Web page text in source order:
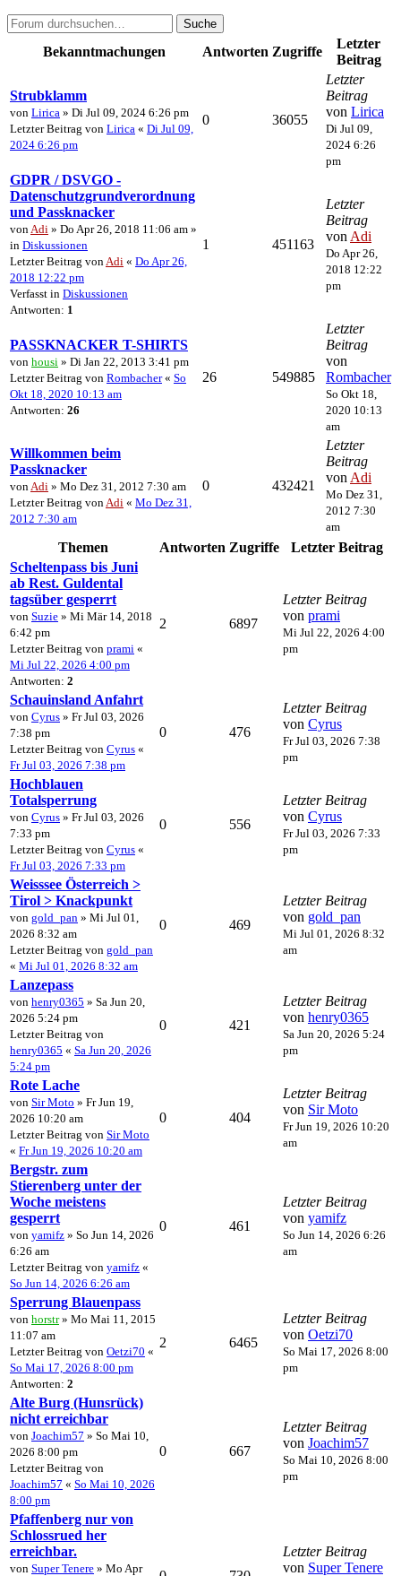
Suche
Bekanntmachungen Antworten Zugriffe
Letzter
Beitrag
Strubklamm
von Lirica » Di Jul 09, 2024 6:26 pm
Letzter Beitrag von Lirica « Di Jul 09,
2024 6:26 pm
0 36055
Letzter
Beitrag
von Lirica
Di Jul 09,
2024 6:26
pm
GDPR / DSVGO -
Datenschutzgrundverordnung
und Passknacker
von Adi » Do Apr 26, 2018 11:06 am »
in Diskussionen
Letzter Beitrag von Adi « Do Apr 26,
2018 12:22 pm
Verfasst in Diskussionen
Antworten: 1
1 451163
Letzter
Beitrag
von Adi
Do Apr 26,
2018 12:22
pm
PASSKNACKER T-SHIRTS
von housi » Di Jan 22, 2013 3:41 pm
Letzter Beitrag von Rombacher« So
Okt 18, 2020 10:13 am
Antworten: 26
26 549885
Letzter
Beitrag
von
Rombacher
So Okt 18,
2020 10:13
am
Willkommen beim
Passknacker
von Adi » Mo Dez 31, 2012 7:30 am
Letzter Beitrag von Adi « Mo Dez 31,
2012 7:30 am
0 432421
Letzter
Beitrag
von Adi
Mo Dez 31,
2012 7:30
am
Themen Antworten Zugriffe
Letzter Beitrag
Scheltenpass bis Juni
ab Rest. Guldental
tagsüber gesperrt
von Suzie » Mi Mär 14, 2018
6:42 pm
Letzter Beitrag von prami «
Mi Jul 22, 2026 4:00 pm
Antworten: 2
2 6897
Letzter Beitrag
von prami
Mi Jul 22, 2026 4:00
pm
Schauinsland Anfahrt
von Cyrus » Fr Jul 03, 2026
7:38 pm
Letzter Beitrag von Cyrus «
Fr Jul 03, 2026 7:38 pm
0 476
Letzter Beitrag
von Cyrus
Fr Jul 03, 2026 7:38
pm
Hochblauen
Totalsperrung
von Cyrus » Fr Jul 03, 2026
7:33 pm
Letzter Beitrag von Cyrus «
Fr Jul 03, 2026 7:33 pm
0 556
Letzter Beitrag
von Cyrus
Fr Jul 03, 2026 7:33
pm
Weisssee Österreich >
Tirol > Knackpunkt
von gold_pan » Mi Jul 01,
2026 8:32 am
Letzter Beitrag von gold_pan
« Mi Jul 01, 2026 8:32 am
0 469
Letzter Beitrag
von gold_pan
Mi Jul 01, 2026 8:32
am
Lanzepass
von henry0365 » Sa Jun 20,
2026 5:24 pm
Letzter Beitrag von
henry0365 « Sa Jun 20, 2026
5:24 pm
0 421
Letzter Beitrag
von henry0365
Sa Jun 20, 2026 5:24
pm
Rote Lache
von Sir Moto » Fr Jun 19,
2026 10:20 am
Letzter Beitrag von Sir Moto
« Fr Jun 19, 2026 10:20 am
0 404
Letzter Beitrag
von Sir Moto
Fr Jun 19, 2026 10:20
am
Bergstr. zum
Stierenberg unter der
Woche meistens
gesperrt
von yamifz » So Jun 14, 2026
6:26 am
Letzter Beitrag von yamifz «
So Jun 14, 2026 6:26 am
0 461
Letzter Beitrag
von yamifz
So Jun 14, 2026 6:26
am
Sperrung Blauenpass
von horstr» Mo Mai 11, 2015
11:07 am
Letzter Beitrag von Oetzi70 «
So Mai 17, 2026 8:00 pm
Antworten: 2
2 6465
Letzter Beitrag
von Oetzi70
So Mai 17, 2026 8:00
pm
Alte Burg (Hunsrück)
nicht erreichbar
von Joachim57 » So Mai 10,
2026 8:00 pm
Letzter Beitrag von
Joachim57 « So Mai 10, 2026
8:00 pm
0 667
Letzter Beitrag
von Joachim57
So Mai 10, 2026 8:00
pm
Pfaffenberg nur von
Schlossrued her
erreichbar.
von Super Tenere » Mo Apr
Letzter Beitrag
von Super Tenere